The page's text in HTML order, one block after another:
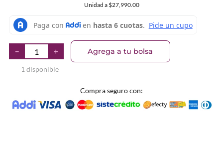
Unidad a $27,990.00
＋
－
1 disponible
Agrega a tu bolsa
Compra seguro con: